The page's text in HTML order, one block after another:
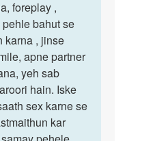
foreplay ,
bahut se
karna , jinse
apne partner
yeh sab
hain. Iske
sex karne se
kar